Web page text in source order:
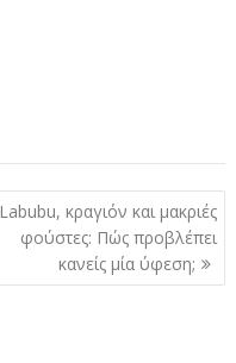
Labubu, κραγιόν και μακριές
φούστες: Πώς προβλέπει
κανείς μία ύφεση;